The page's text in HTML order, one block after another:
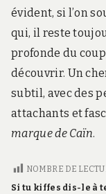
évident, si l’on
qui, il reste
profonde du
découvrir. Un
subtil, avec des
attachants et
marque de Caïn.
NOMBRE DE
Si tu kiffes dis-le à